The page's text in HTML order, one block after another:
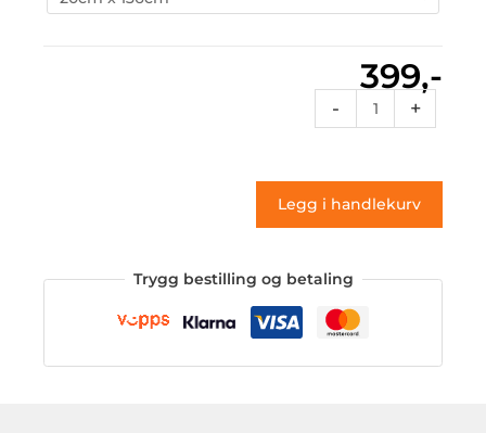
399,-
-
058
antall
+
Legg i handlekurv
Trygg bestilling og betaling